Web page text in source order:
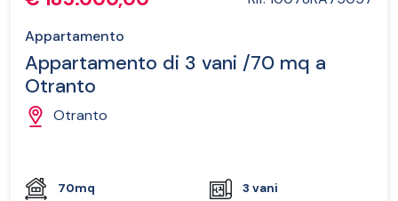
Appartamento
Appartamento di 3 vani /70 mq a
Otranto
Otranto
70mq 3 vani